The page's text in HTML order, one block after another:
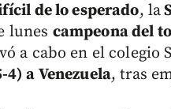
de lo esperado, la
lunes campeona del
a cabo en el colegio
4) a Venezuela, tras